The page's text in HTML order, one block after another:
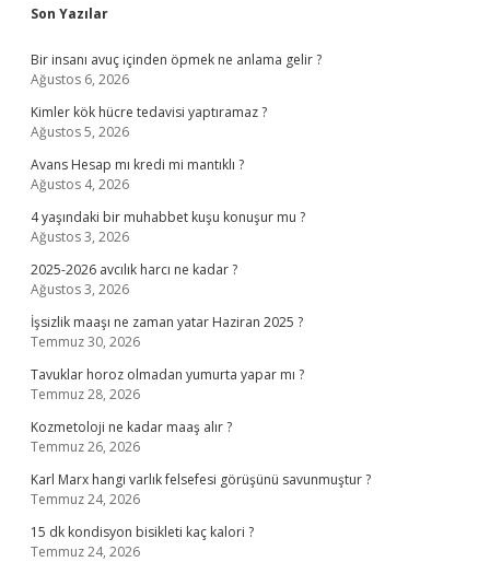
Sidebar
Son Yazılar
Bir insanı avuç içinden öpmek ne anlama gelir ?
Ağustos 6, 2026
Kimler kök hücre tedavisi yaptıramaz ?
Ağustos 5, 2026
Avans Hesap mı kredi mi mantıklı ?
Ağustos 4, 2026
4 yaşındaki bir muhabbet kuşu konuşur mu ?
Ağustos 3, 2026
2025-2026 avcılık harcı ne kadar ?
Ağustos 3, 2026
İşsizlik maaşı ne zaman yatar Haziran 2025 ?
Temmuz 30, 2026
Tavuklar horoz olmadan yumurta yapar mı ?
Temmuz 28, 2026
Kozmetoloji ne kadar maaş alır ?
Temmuz 26, 2026
Karl Marx hangi varlık felsefesi görüşünü savunmuştur ?
Temmuz 24, 2026
15 dk kondisyon bisikleti kaç kalori ?
Temmuz 24, 2026